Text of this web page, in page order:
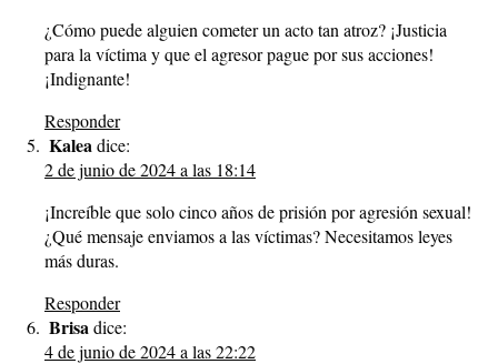
¿Cómo puede alguien cometer un acto tan atroz? ¡Justicia
para la víctima y que el agresor pague por sus acciones!
¡Indignante!
Responder
Kaleadice:
2 de junio de 2024 a las 18:14
¡Increíble que solo cinco años de prisión por agresión sexual!
¿Qué mensaje enviamos a las víctimas? Necesitamos leyes
más duras.
Responder
Brisadice:
4 de junio de 2024 a las 22:22